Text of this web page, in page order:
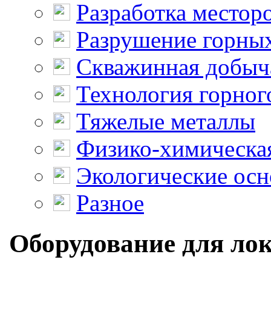
Разработка
Разрушение
Скважинная
Технология
Тяжелые металлы
Физико-
Экологические
Разное
Оборудование для